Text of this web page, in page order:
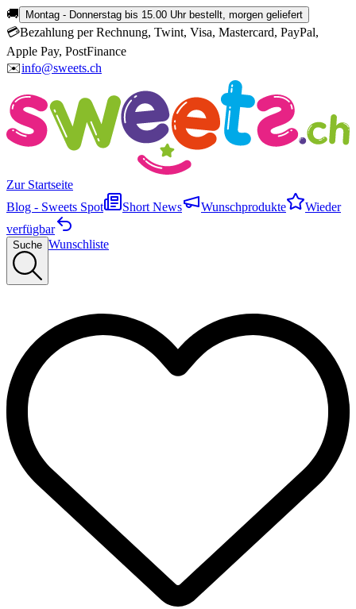
🚚 Montag - Donnerstag bis 15.00 Uhr bestellt, morgen geliefert
💳Bezahlung per Rechnung, Twint, Visa, Mastercard, PayPal,
Apple Pay, PostFinance
✉️info@sweets.ch
Zur Startseite
Blog - Sweets Spot
Short News Wunschprodukte
Wieder
verfügbar
Suche Wunschliste